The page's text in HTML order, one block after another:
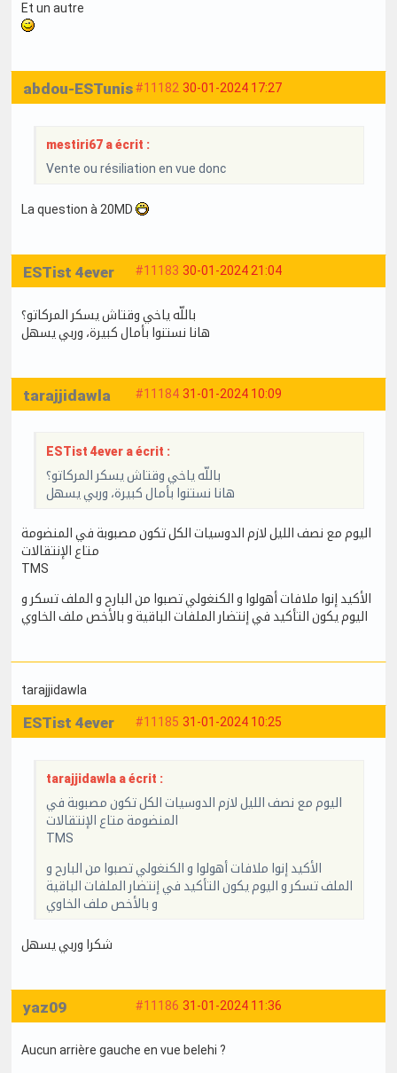
Et un autre
#11182 30-01-2024 17:27
abdou-ESTunis
mestiri67 a écrit :
Vente ou résiliation en vue donc
La question à 20MD
#11183 30-01-2024 21:04
ESTist 4ever
باللّه ياخي وقتاش يسكر المركاتو؟
هانا نستنوا بأمال كبيرة، وربي يسهل
#11184 31-01-2024 10:09
tarajjidawla
ESTist 4ever a écrit :
باللّه ياخي وقتاش يسكر المركاتو؟
هانا نستنوا بأمال كبيرة، وربي يسهل
اليوم مع نصف الليل لازم الدوسيات الكل تكون مصبوبة في المنضومة
متاع الإنتقالات
TMS
الأكيد إنوا ملافات أهولوا و الكنغولي تصبوا من البارح و الملف تسكر و
اليوم يكون التأكيد في إنتضار الملفات الباقية و بالأخص ملف الخاوي
tarajjidawla
#11185 31-01-2024 10:25
ESTist 4ever
tarajjidawla a écrit :
اليوم مع نصف الليل لازم الدوسيات الكل تكون مصبوبة في
المنضومة متاع الإنتقالات
TMS
الأكيد إنوا ملافات أهولوا و الكنغولي تصبوا من البارح و
الملف تسكر و اليوم يكون التأكيد في إنتضار الملفات الباقية
و بالأخص ملف الخاوي
شكرا وربي يسهل
#11186 31-01-2024 11:36
yaz09
Aucun arrière gauche en vue belehi ?